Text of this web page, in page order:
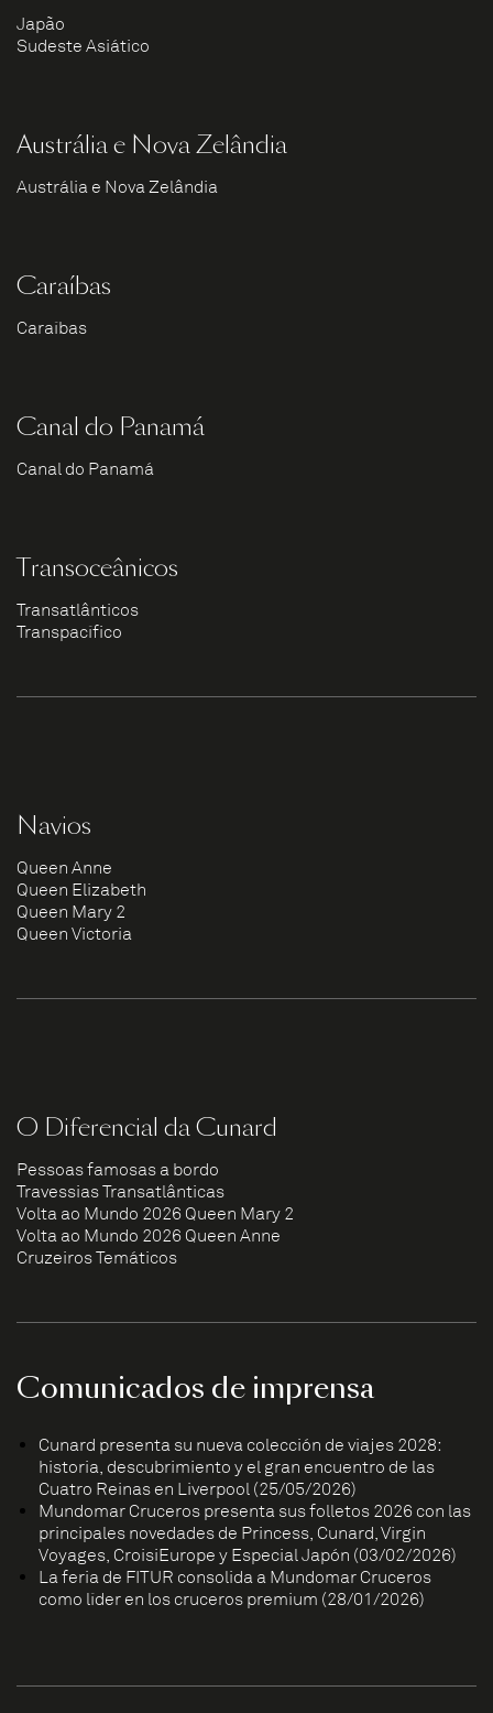
Japão
Sudeste Asiático
Austrália e Nova Zelândia
Austrália e Nova Zelândia
Caraíbas
Caraíbas
Canal do Panamá
Canal do Panamá
Transoceânicos
Transatlânticos
Transpacífico
Navios
Queen Anne
Queen Elizabeth
Queen Mary 2
Queen Victoria
O Diferencial da Cunard
Pessoas famosas a bordo
Travessias Transatlânticas
Volta ao Mundo 2026 Queen Mary 2
Volta ao Mundo 2026 Queen Anne
Cruzeiros Temáticos
Comunicados de imprensa
Cunard presenta su nueva colección de viajes 2028:
historia, descubrimiento y el gran encuentro de las
Cuatro Reinas en Liverpool (25/05/2026)
Mundomar Cruceros presenta sus folletos 2026 con las
principales novedades de Princess, Cunard, Virgin
Voyages, CroisiEurope y Especial Japón (03/02/2026)
La feria de FITUR consolida a Mundomar Cruceros
como líder en los cruceros premium (28/01/2026)